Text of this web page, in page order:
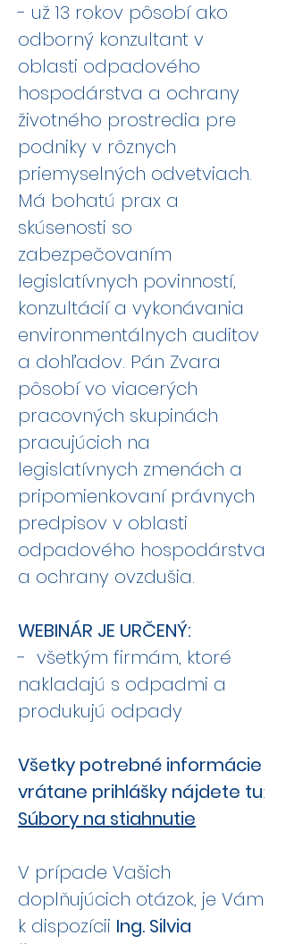
- už 13 rokov pôsobí ako
odborný konzultant v
oblasti odpadového
hospodárstva a ochrany
životného prostredia pre
podniky v rôznych
priemyselných odvetviach.
Má bohatú prax a
skúsenosti so
zabezpečovaním
legislatívnych povinností,
konzultácií a vykonávania
environmentálnych auditov
a dohľadov. Pán Zvara
pôsobí vo viacerých
pracovných skupinách
pracujúcich na
legislatívnych zmenách a
pripomienkovaní právnych
predpisov v oblasti
odpadového hospodárstva
a ochrany ovzdušia.
WEBINÁR JE URČENÝ:
- všetkým firmám, ktoré
nakladajú s odpadmi a
produkujú odpady
Všetky potrebné informácie
vrátane prihlášky nájdete tu:
Súbory na stiahnutie
V prípade Vašich
doplňujúcich otázok, je Vám
k dispozícii Ing. Silvia